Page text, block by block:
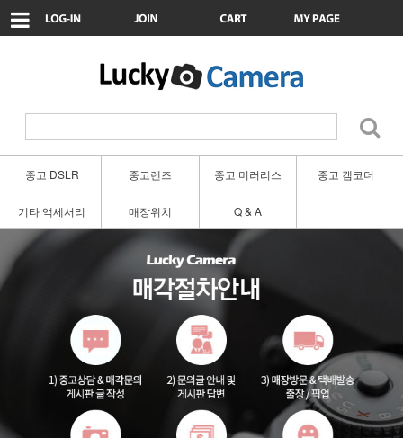
중고 DSLR 중고렌즈 중고 미러리스 중고 캠코더
기타 액세서리 매장위치 Q & A